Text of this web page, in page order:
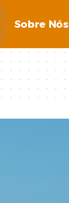
Sobre Nós